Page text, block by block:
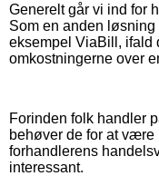
Generelt går vi ind for
Som en anden
eksempel ViaBill, ifald
omkostningerne over
Forinden folk handler
behøver de for at
forhandlerens
interessant.